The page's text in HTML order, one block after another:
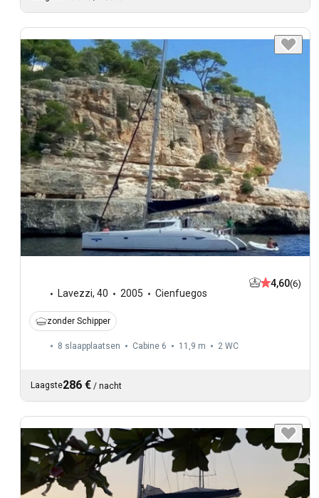
Lavezzi, 40 2005 Cienfuegos
4,60(6)
zonder Schipper
8 slaapplaatsen Cabine 6 11,9 m 2 WC
Laagste286 € / nacht